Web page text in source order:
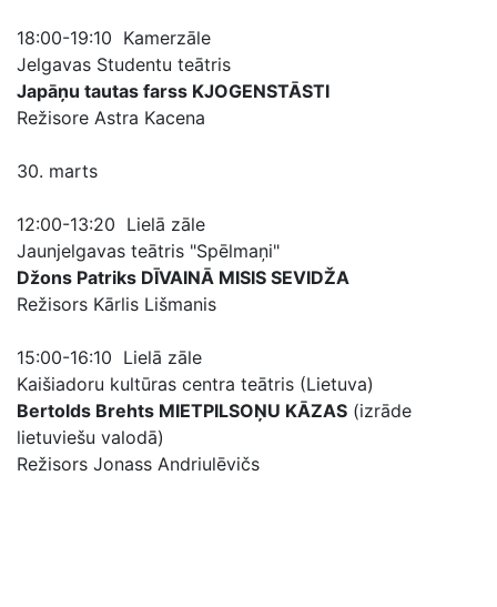
18:00-19:10 Kamerzāle
Jelgavas Studentu teātris
Japāņu tautas farss KJOGENSTĀSTI
Režisore Astra Kacena
30. marts
12:00-13:20 Lielā zāle
Jaunjelgavas teātris "Spēlmaņi"
Džons Patriks DĪVAINĀ MISIS SEVIDŽA
Režisors Kārlis Lišmanis
15:00-16:10 Lielā zāle
Kaišiadoru kultūras centra teātris (Lietuva)
Bertolds Brehts MIETPILSOŅU KĀZAS (izrāde
lietuviešu valodā)
Režisors Jonass Andriulēvičs